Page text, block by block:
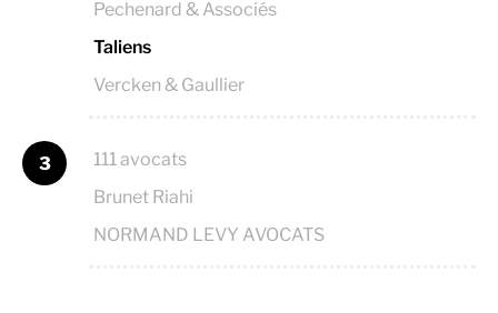
Pechenard & Associés
Taliens
Vercken & Gaullier
3
111 avocats
Brunet Riahi
NORMAND LEVY AVOCATS